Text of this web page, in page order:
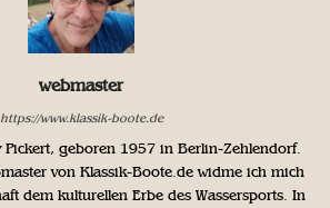
webmaster
https://www.klassik-boote.de
Pickert, geboren 1957 in Berlin-Zehlendorf.
von Klassik-Boote.de widme ich mich
dem kulturellen Erbe des Wassersports. In